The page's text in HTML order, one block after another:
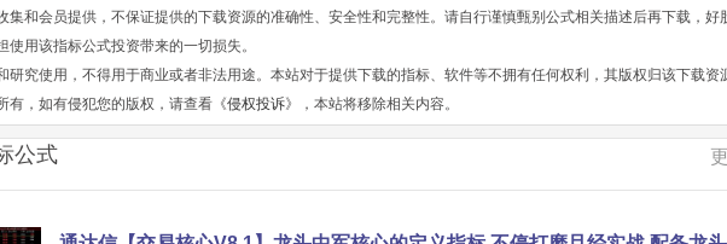
集和会员提供，不保证提供的下载资源的准确性、安全性和完整性。请自行谨慎甄别公式相关描述后再下载，好
使用该指标公式投资带来的一切损失。
研究使用，不得用于商业或者非法用途。本站对于提供下载的指标、软件等不拥有任何权利，其版权归该下载资
有，如有侵犯您的版权，请查看《侵权投诉》，本站将移除相关内容。
公式